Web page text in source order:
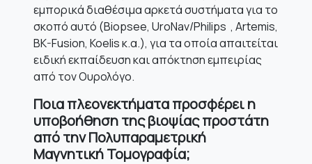
εμπορικά διαθέσιμα αρκετά συστήματα για το
σκοπό αυτό (Biopsee, UroNav/Philips , Artemis,
BK-Fusion, Koelis κ.α.), για τα οποία απαιτείται
ειδική εκπαίδευση και απόκτηση εμπειρίας
από τον Ουρολόγο.
Ποια πλεονεκτήματα προσφέρει η
υποβοήθηση της βιοψίας προστάτη
από την Πολυπαραμετρική
Μαγνητική Τομογραφία;